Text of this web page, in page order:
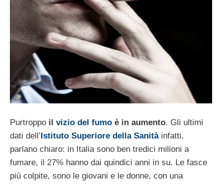
Purtroppo il vizio del fumo è in aumento. Gli ultimi
dati dell’ Istituto Superiore della Sanità infatti,
parlano chiaro: in Italia sono ben tredici milioni a
fumare, il 27% hanno dai quindici anni in su. Le fasce
più colpite, sono le giovani e le donne, con una